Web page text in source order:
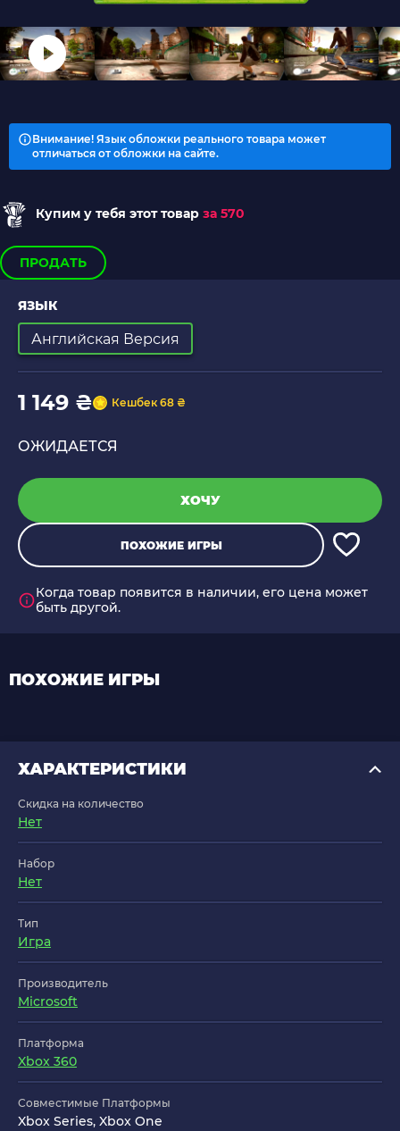
Внимание! Язык обложки реального товара может
отличаться от обложки на сайте.
Купим у тебя этот товар за 570
ПРОДАТЬ
ЯЗЫК
Английская Версия
1 149 ₴ Кешбек 68 ₴
ОЖИДАЕТСЯ
ХОЧУ
ПОХОЖИЕ ИГРЫ
Когда товар появится в наличии, его цена может
быть другой.
ПОХОЖИЕ ИГРЫ
ХАРАКТЕРИСТИКИ
Скидка на количество
Нет
Набор
Нет
Тип
Игра
Производитель
Microsoft
Платформа
Xbox 360
Совместимые Платформы
Xbox Series, Xbox One